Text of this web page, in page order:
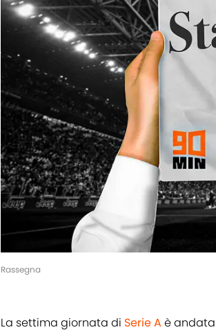
Rassegna
La settima giornata di Serie A è andata